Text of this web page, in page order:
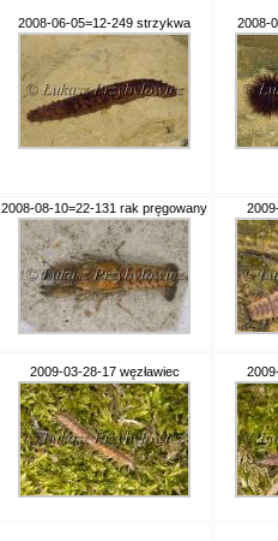
2008-06-05=12-249 strzykwa 2008-
2008-08-10=22-131 rak pręgowany
2009-03-28-17 węzławiec